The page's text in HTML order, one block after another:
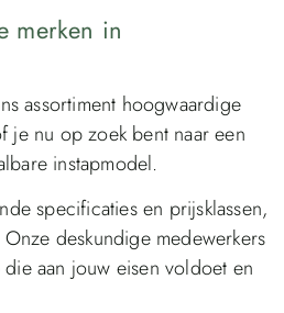
merken in
assortiment hoogwaardige
je nu op zoek bent naar een
instapmodel.
specificaties en prijsklassen,
deskundige medewerkers
aan jouw eisen voldoet en